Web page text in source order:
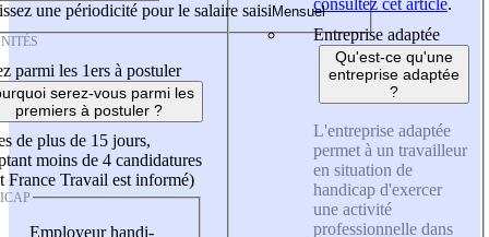
une périodicité pour le salaire saisi
parmi les 1ers à postuler
serez-vous parmi les
premiers à postuler ?
de plus de 15 jours,
moins de 4 candidatures
France Travail est informé)
Employeur handi-
Entreprise adaptée
Qu'est-ce qu'une
entreprise adaptée
?
L'entreprise adaptée
permet à un travailleur
en situation de
handicap d'exercer
une activité
professionnelle dans